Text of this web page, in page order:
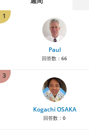
1
Paul
回答数： 66
3
Kogachi OSAKA
回答数： 0